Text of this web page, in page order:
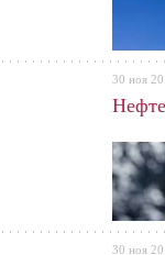
30 ноя
30 ноя